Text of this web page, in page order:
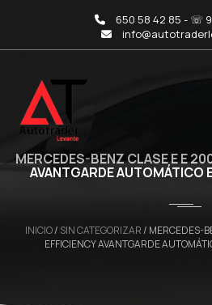
650 58 42 85 - ☏
MERCEDES-BENZ CLASE E E
AVANTGARDE AUTOMÁTICO
INICIO/ SIN CATEGORIZAR/ MERCEDES-
EFFICIENCY AVANTGARDE